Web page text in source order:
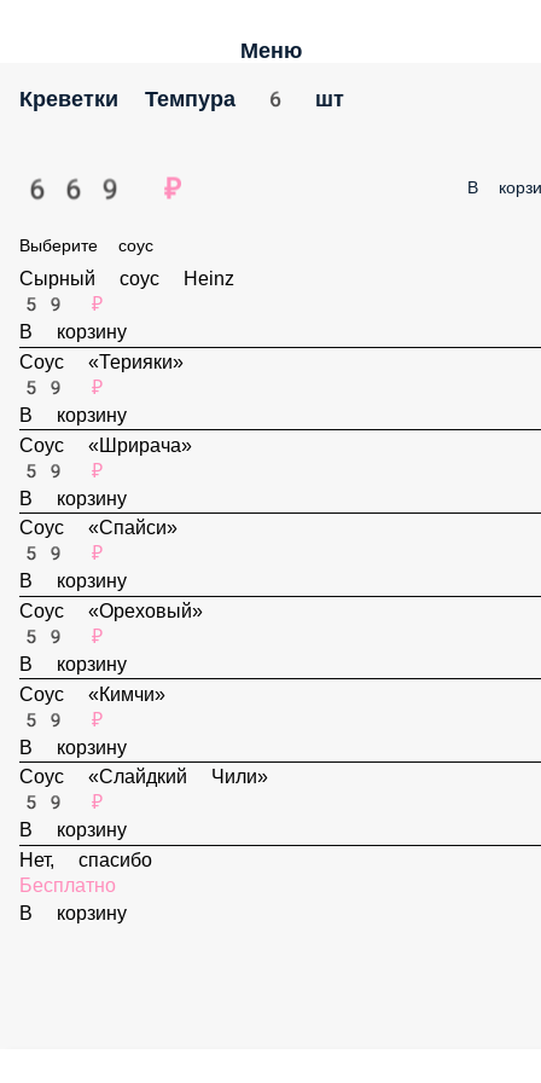
Меню
Креветки Темпура 6 шт
669 ₽ В
Выберите соус
Сырный соус Heinz
59 ₽
В корзину
Соус «Терияки»
59 ₽
В корзину
Соус «Шрирача»
59 ₽
В корзину
Соус «Спайси»
59 ₽
В корзину
Соус «Ореховый»
59 ₽
В корзину
Соус «Кимчи»
59 ₽
В корзину
Соус «Слайдкий Чили»
59 ₽